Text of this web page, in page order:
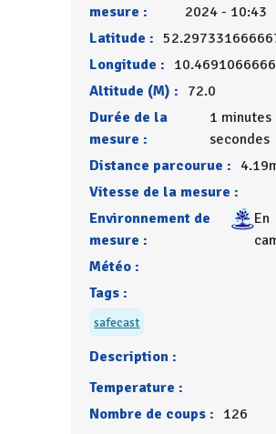
mesure :
2024 - 10:43
Latitude :
Longitude :
Altitude (M) : 72.0
Durée de la
mesure :
1 minutes
secondes
Distance parcourue :
Vitesse de la mesure :
Environnement de
mesure :
En
Météo :
Tags :
safecast
Description :
Temperature :
Nombre de coups : 126